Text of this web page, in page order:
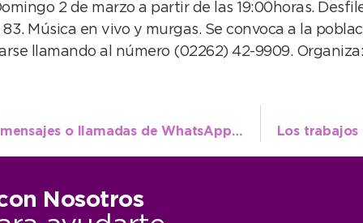
2 de marzo a partir de las 19:00horas.
Música en vivo y murgas. Se convoca a la
llamando al número (02262) 42-9909.
El municipio alerta por falsos mensajes o llamadas de WhatsApp sobre la vacuna del dengue
Nosotros